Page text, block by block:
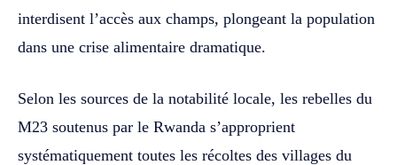
interdisent l’accès aux champs, plongeant la population
dans une crise alimentaire dramatique.
Selon les sources de la notabilité locale, les rebelles du
M23 soutenus par le Rwanda s’approprient
systématiquement toutes les récoltes des villages du